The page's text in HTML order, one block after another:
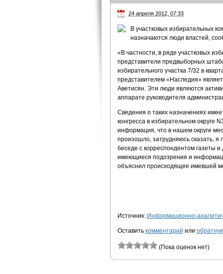
24 апреля 2012, 07:33
В участковых избирательных
назначаются люди властей,
«В частности, в ряде участковых
представители предвыборных
избирательного участка 7/32 в
представителем «Наследия»
Аветисян. Эти люди являются
аппарате руководителя
Сведения о таких назначениях
конгресса в избирательном округе
информация, что в нашем округе
произошло, затрудняюсь сказать, я
беседе с корреспондентом газеты
имеющиеся подозрения и
объяснил происходящее имевшей
Источник: Информационно-
Оставить комментарий или
(Пока оценок нет)